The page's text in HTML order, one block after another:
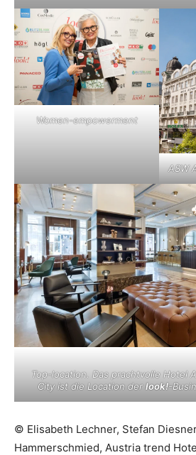
Women-empowerment
ASW
Top-location. Das prachtvolle Hotel
City ist die Location derlook!-
© Elisabeth Lechner, Stefan
Hammerschmied, Austria trend